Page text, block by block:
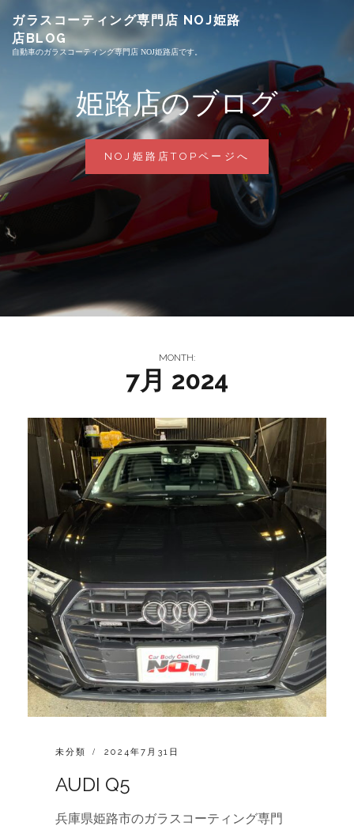
content
ガラスコーティング専門店 NOJ姫路
店BLOG
自動車のガラスコーティング専門店 NOJ姫路店です。
姫路店のブログ
NOJ姫路店TOPページへ
路
店
の
MONTH:
7月 2024
CATEGORIES:
未分類
POSTED
2024年7月31日
AUDI Q5
兵庫県姫路市のガラスコーティング専門